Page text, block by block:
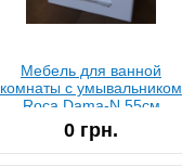
Мебель для ванной
комнаты с умывальником
Roca Dama-N 55см
A327786000 Белая
0 грн.